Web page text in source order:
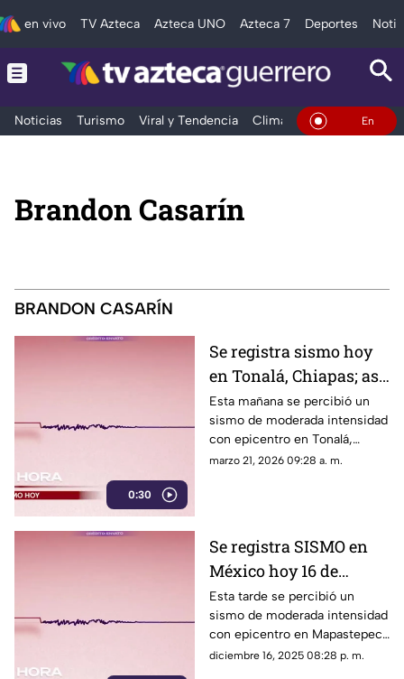
en vivo TV Azteca Azteca UNO Azteca 7 Deportes
Noticias Turismo Viral y Tendencia Clima Deportes En Vivo
Brandon Casarín
BRANDON CASARÍN
0:30
Se registra sismo hoy
en Tonalá, Chiapas; así
fue su magnitud y
epicentro
Esta mañana se percibió un
sismo de moderada intensidad
con epicentro en Tonalá,
Chiapas; esta fue su
marzo 21, 2026 09:28 a. m.
Se registra SISMO en
México hoy 16 de
diciembre; así fue su
magnitud y epicentro
exacto
Esta tarde se percibió un
sismo de moderada intensidad
con epicentro en Mapastepec,
Chiapas; esta fue su magnitud.
diciembre 16, 2025 08:28 p. m.